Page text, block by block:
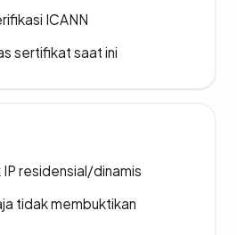
ICANN
sertifikat saat ini
residensial/dinamis
tidak membuktikan